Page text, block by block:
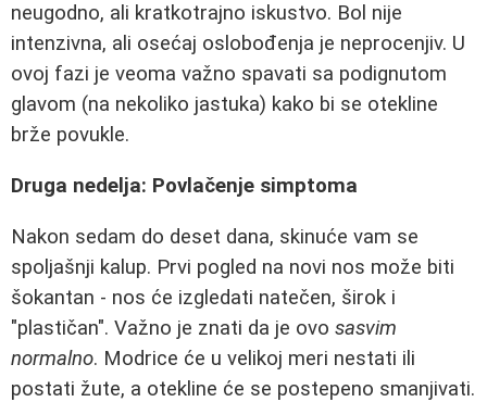
neugodno, ali kratkotrajno iskustvo. Bol nije
intenzivna, ali osećaj oslobođenja je neprocenjiv. U
ovoj fazi je veoma važno spavati sa podignutom
glavom (na nekoliko jastuka) kako bi se otekline
brže povukle.
Druga nedelja: Povlačenje simptoma
Nakon sedam do deset dana, skinuće vam se
spoljašnji kalup. Prvi pogled na novi nos može biti
šokantan - nos će izgledati natečen, širok i
"plastičan". Važno je znati da je ovo sasvim
normalno. Modrice će u velikoj meri nestati ili
postati žute, a otekline će se postepeno smanjivati.